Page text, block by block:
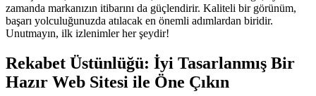
zamanda markanızın itibarını da güçlendirir. Kaliteli bir görünüm,
başarı yolculuğunuzda atılacak en önemli adımlardan biridir.
Unutmayın, ilk izlenimler her şeydir!
Rekabet Üstünlüğü: İyi Tasarlanmış Bir
Hazır Web Sitesi ile Öne Çıkın